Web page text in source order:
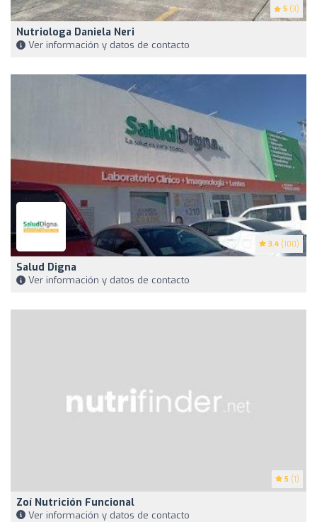
5 (3)
Nutriologa Daniela Neri
Ver información y datos de contacto
3.4 (100)
Salud Digna
Ver información y datos de contacto
5 (1)
Zoí Nutrición Funcional
Ver información y datos de contacto